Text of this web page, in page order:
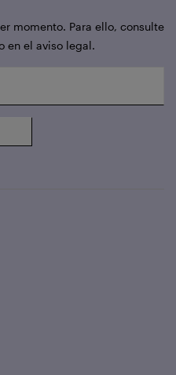
momento. Para ello, consulte
en el aviso legal.